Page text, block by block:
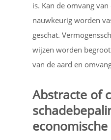
is. Kan de omvang
nauwkeurig worden
geschat.
wijzen worden
van de aard en
Abstracte of